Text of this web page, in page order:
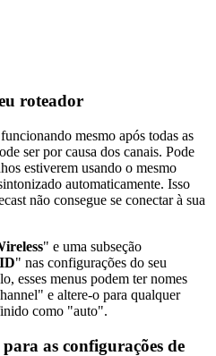
roteador
mesmo após todas as
ser por causa dos canais. Pode
estiverem usando o mesmo
automaticamente. Isso
não consegue se conectar à sua
" e uma subseção
" nas configurações do seu
esses menus podem ter nomes
e altere-o para qualquer
como "auto".
as configurações de